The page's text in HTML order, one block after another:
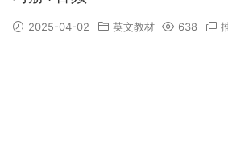
2025-04-02 英文教材 638